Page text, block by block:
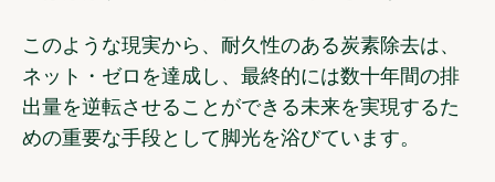
このような現実から、耐久性のある炭素除去は、
ネット・ゼロを達成し、最終的には数十年間の排
出量を逆転させることができる未来を実現するた
めの重要な手段として脚光を浴びています。